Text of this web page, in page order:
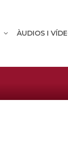
ÀUDIOS I